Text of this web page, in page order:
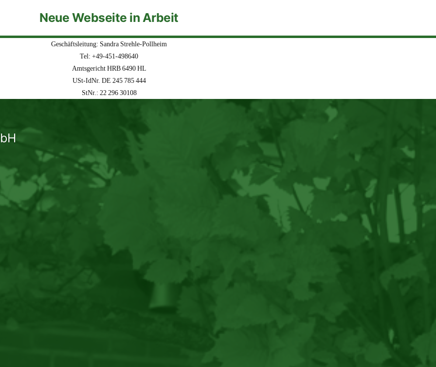
Neue Webseite in Arbeit
Geschäftsleitung: Sandra Strehle-Pollheim
Tel: +49-451-498640
Amtsgericht HRB 6490 HL
USt-IdNr. DE 245 785 444
StNr.: 22 296 30108